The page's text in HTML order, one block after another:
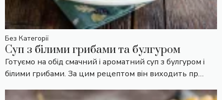
Без Категорії
Суп з білими грибами та булгуром
Готуємо на обід смачний і ароматний суп з булгуром і
білими грибами. За цим рецептом він виходить пр…